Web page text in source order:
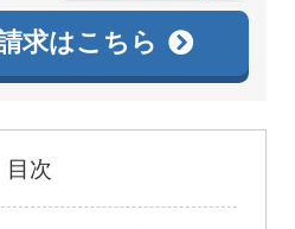
求はこちら
目次